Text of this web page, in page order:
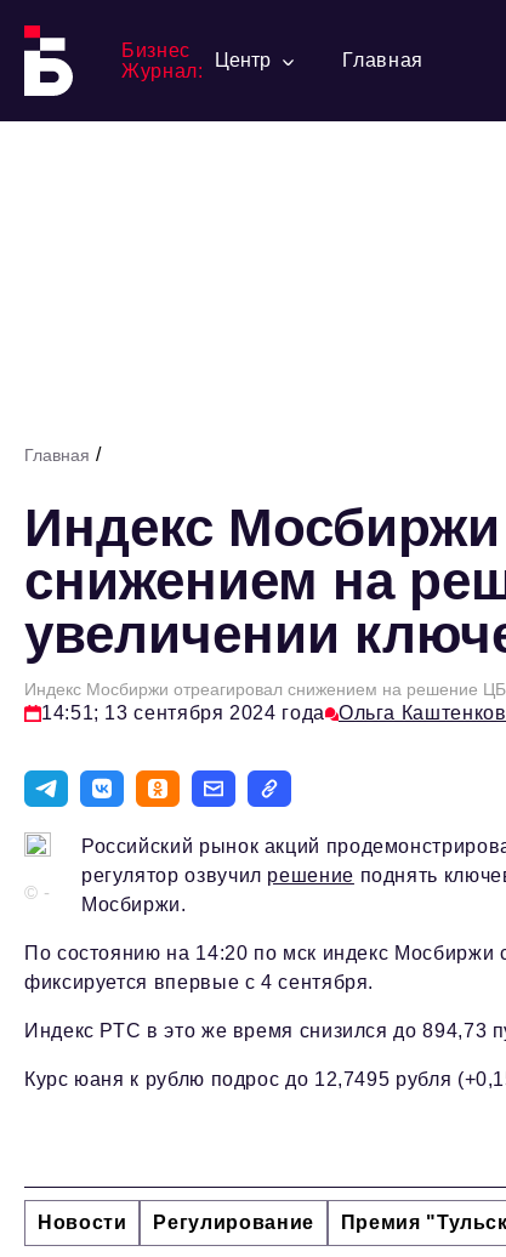
Бизнес
Журнал:
Центр Главная
Главная /
Индекс Мосбиржи
снижением на
увеличении
Индекс Мосбиржи отреагировал снижением на решение
14:51; 13 сентября 2024 года Ольга
© -
Российский рынок акций
регулятор озвучил решение поднять
Мосбиржи.
По состоянию на 14:20 по мск индекс Мосбиржи
фиксируется впервые с 4 сентября.
Индекс РТС в это же время снизился до 894,73
Курс юаня к рублю подрос до 12,7495 рубля
Новости Регулирование Премия